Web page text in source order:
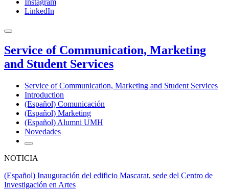
Instagram
LinkedIn
Service of Communication, Marketing
and Student Services
Service of Communication, Marketing and Student Services
Introduction
(Español) Comunicación
(Español) Marketing
(Español) Alumni UMH
Novedades
NOTICIA
(Español) Inauguración del edificio Mascarat, sede del Centro de
Investigación en Artes